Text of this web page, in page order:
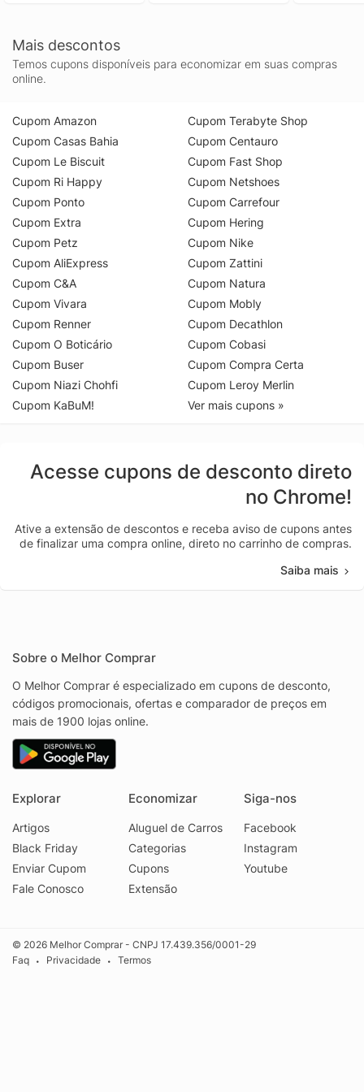
Mais descontos
Temos cupons disponíveis para economizar em suas compras
online.
Cupom Amazon
Cupom Casas Bahia
Cupom Le Biscuit
Cupom Ri Happy
Cupom Ponto
Cupom Extra
Cupom Petz
Cupom AliExpress
Cupom C&A
Cupom Vivara
Cupom Renner
Cupom O Boticário
Cupom Buser
Cupom Niazi Chohfi
Cupom KaBuM!
Cupom Terabyte Shop
Cupom Centauro
Cupom Fast Shop
Cupom Netshoes
Cupom Carrefour
Cupom Hering
Cupom Nike
Cupom Zattini
Cupom Natura
Cupom Mobly
Cupom Decathlon
Cupom Cobasi
Cupom Compra Certa
Cupom Leroy Merlin
Ver mais cupons »
Acesse cupons de desconto direto
no Chrome!
Ative a extensão de descontos e receba aviso de cupons antes
de finalizar uma compra online, direto no carrinho de compras.
Saiba mais
Sobre o Melhor Comprar
O Melhor Comprar é especializado em cupons de desconto,
códigos promocionais, ofertas e comparador de preços em
mais de 1900 lojas online.
Explorar
Artigos
Black Friday
Enviar Cupom
Fale Conosco
Economizar
Aluguel de Carros
Categorias
Cupons
Extensão
Siga-nos
Facebook
Instagram
Youtube
© 2026 Melhor Comprar - CNPJ 17.439.356/0001-29
Faq
• Privacidade • Termos